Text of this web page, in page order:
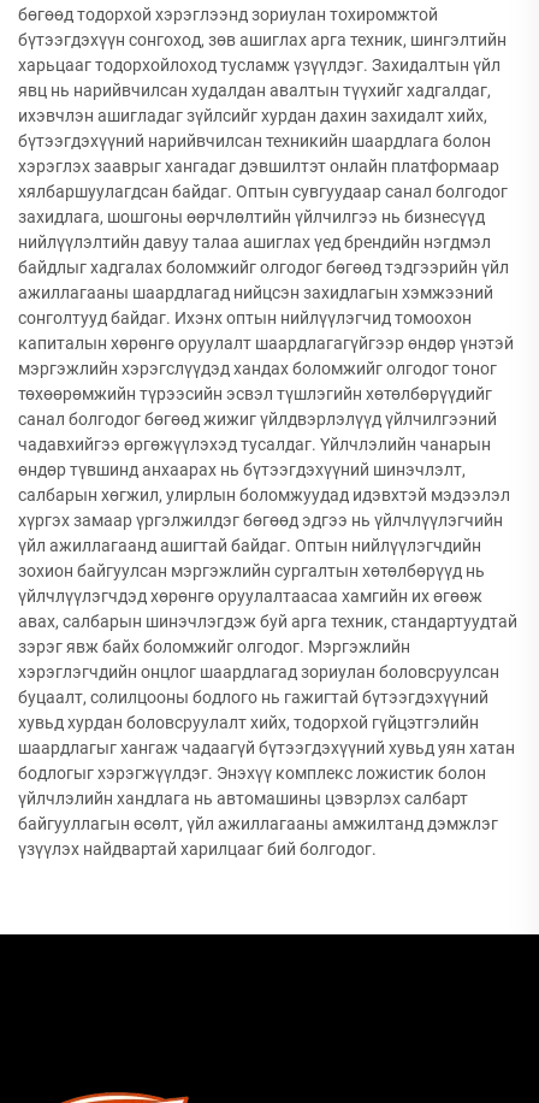
бөгөөд тодорхой хэрэглээнд зориулан тохиромжтой
бүтээгдэхүүн сонгоход, зөв ашиглах арга техник, шингэлтийн
харьцааг тодорхойлоход тусламж үзүүлдэг. Захидалтын үйл
явц нь нарийвчилсан худалдан авалтын түүхийг хадгалдаг,
ихэвчлэн ашигладаг зүйлсийг хурдан дахин захидалт хийх,
бүтээгдэхүүний нарийвчилсан техникийн шаардлага болон
хэрэглэх зааврыг хангадаг дэвшилтэт онлайн платформаар
хялбаршуулагдсан байдаг. Оптын сувгуудаар санал болгодог
захидлага, шошгоны өөрчлөлтийн үйлчилгээ нь бизнесүүд
нийлүүлэлтийн давуу талаа ашиглах үед брендийн нэгдмэл
байдлыг хадгалах боломжийг олгодог бөгөөд тэдгээрийн үйл
ажиллагааны шаардлагад нийцсэн захидлагын хэмжээний
сонголтууд байдаг. Ихэнх оптын нийлүүлэгчид томоохон
капиталын хөрөнгө оруулалт шаардлагагүйгээр өндөр үнэтэй
мэргэжлийн хэрэгслүүдэд хандах боломжийг олгодог тоног
төхөөрөмжийн түрээсийн эсвэл түшлэгийн хөтөлбөрүүдийг
санал болгодог бөгөөд жижиг үйлдвэрлэлүүд үйлчилгээний
чадавхийгээ өргөжүүлэхэд тусалдаг. Үйлчлэлийн чанарын
өндөр түвшинд анхаарах нь бүтээгдэхүүний шинэчлэлт,
салбарын хөгжил, улирлын боломжуудад идэвхтэй мэдээлэл
хүргэх замаар үргэлжилдэг бөгөөд эдгээ нь үйлчлүүлэгчийн
үйл ажиллагаанд ашигтай байдаг. Оптын нийлүүлэгчдийн
зохион байгуулсан мэргэжлийн сургалтын хөтөлбөрүүд нь
үйлчлүүлэгчдэд хөрөнгө оруулалтаасаа хамгийн их өгөөж
авах, салбарын шинэчлэгдэж буй арга техник, стандартуудтай
зэрэг явж байх боломжийг олгодог. Мэргэжлийн
хэрэглэгчдийн онцлог шаардлагад зориулан боловсруулсан
буцаалт, солилцооны бодлого нь гажигтай бүтээгдэхүүний
хувьд хурдан боловсруулалт хийх, тодорхой гүйцэтгэлийн
шаардлагыг хангаж чадаагүй бүтээгдэхүүний хувьд уян хатан
бодлогыг хэрэгжүүлдэг. Энэхүү комплекс ложистик болон
үйлчлэлийн хандлага нь автомашины цэвэрлэх салбарт
байгууллагын өсөлт, үйл ажиллагааны амжилтанд дэмжлэг
үзүүлэх найдвартай харилцааг бий болгодог.